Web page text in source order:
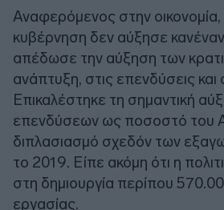
Αναφερόμενος στην οικονομία,
κυβέρνηση δεν αύξησε
απέδωσε την αύξηση των
ανάπτυξη, στις επενδύσεις και
Επικαλέστηκε τη σημαντική
επενδύσεων ως ποσοστό του
διπλασιασμό σχεδόν των
το 2019. Είπε ακόμη ότι η
στη δημιουργία περίπου
εργασίας.